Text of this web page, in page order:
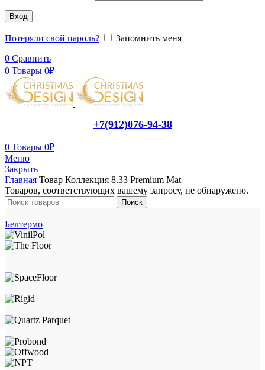
Вход
Потеряли свой пароль?
Запомнить меня
0 Сравнить
0 Товары 0₽
+7(912)076-94-38
0 Товары 0₽
Меню
Закрыть
Главная Товар Коллекция 8.33 Premium Mat
Товаров, соответствующих вашему запросу, не обнаружено.
Поиск
Белтермо